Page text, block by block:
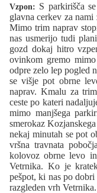
Vzpon: S parkirišča
glavna cerkev za
Mimo trim naprav
nas usmerijo tudi
gozd dokaj hitro
ovinkom gremo
odpre zelo lep pogled
se višje pot obrne
naprav. Kmalu za
ceste po kateri
mimo manjšega
smerokaz
nekaj minutah se pot
vršna travnata
kolovoz obrne levo
Vetrnika. Ko je
pešpot, ki nas po
razgleden vrh Vetrnika.